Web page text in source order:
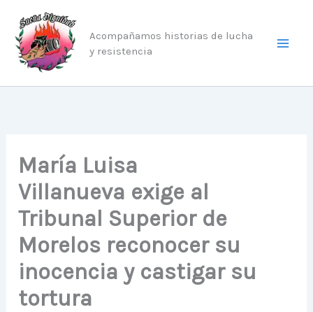
contenido
Acompañamos historias de lucha
y resistencia
María Luisa
Villanueva exige al
Tribunal Superior de
Morelos reconocer su
inocencia y castigar su
tortura